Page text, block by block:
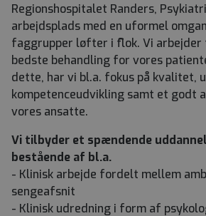
Regionshospitalet Randers,
arbejdsplads med en uformel
faggrupper løfter i flok. Vi arbejder
bedste behandling for vores
dette, har vi bl.a. fokus på kvalitet,
kompetenceudvikling samt et godt
vores ansatte.
Vi tilbyder et spændende
bestående af bl.a.
- Klinisk arbejde fordelt mellem
sengeafsnit
- Klinisk udredning i form af